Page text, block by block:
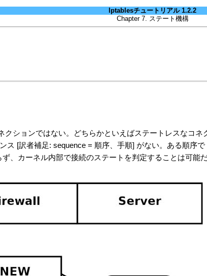
Iptablesチュートリアル 1.2.2
Chapter 7. ステート機構
クションではない。どちらかといえばステートレスなコ
ス [訳者補足: sequence = 順序、手順] がない。ある順序で
、カーネル内部で接続のステートを判定することは可能